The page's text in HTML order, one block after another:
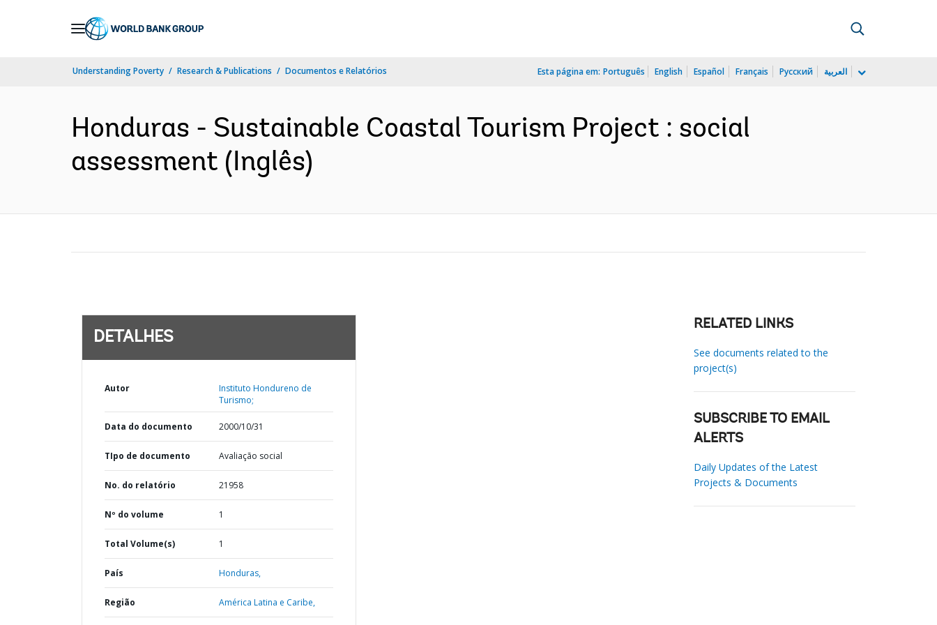
Understanding Poverty Research & Publications Documentos e Relatórios Esta página em: Português English Español Français Русский العربية
Honduras - Sustainable Coastal Tourism Project : social
assessment (Inglês)
DETALHES
Autor
Instituto Hondureno de
Turismo;
Data do documento 2000/10/31
TIpo de documento Avaliação social
No. do relatório 21958
Nº do volume 1
Total Volume(s) 1
País Honduras,
Região América Latina e Caribe,
RELATED LINKS
See documents related to the
project(s)
SUBSCRIBE TO EMAIL
ALERTS
Daily Updates of the Latest
Projects & Documents